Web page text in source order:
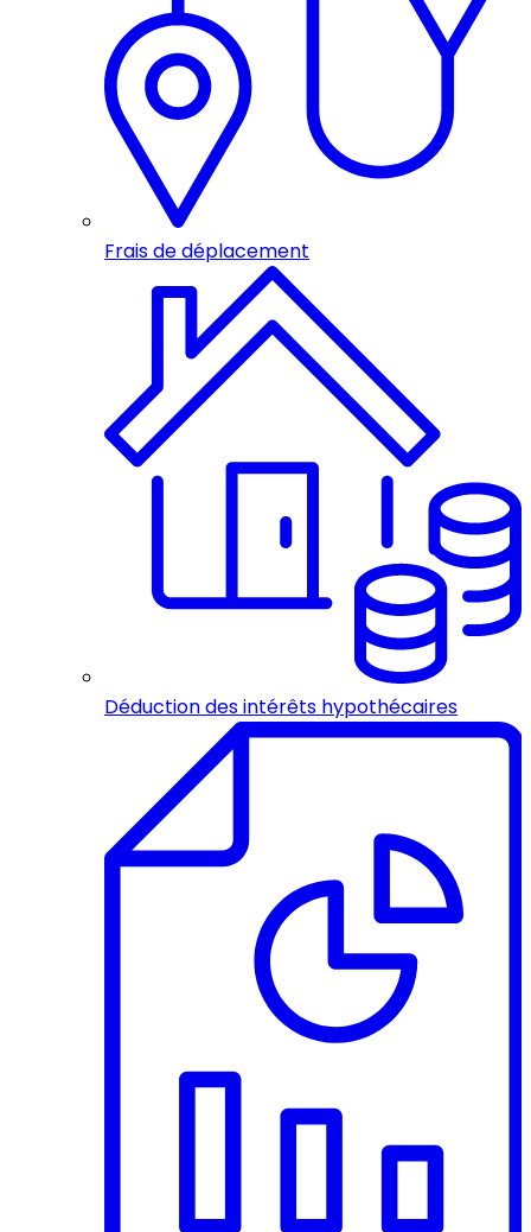
Frais de déplacement
Déduction des intérêts hypothécaires